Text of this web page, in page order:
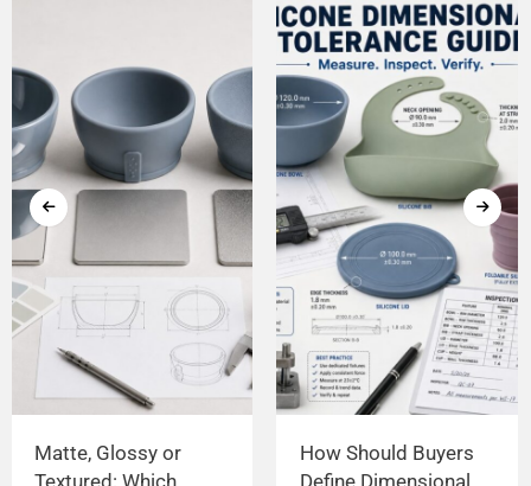
Matte, Glossy or
Textured: Which
How Should Buyers
Define Dimensional